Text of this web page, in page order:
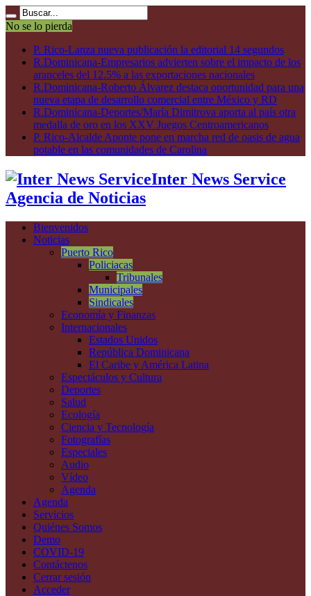
No se lo pierda
P. Rico-Lanza nueva publicación la editorial 14 segundos
R.Dominicana-Empresarios advierten sobre el impacto de los
aranceles del 12.5% a las exportaciones nacionales
R.Dominicana-Roberto Álvarez destaca oportunidad para una
nueva etapa de desarrollo comercial entre México y RD
R.Dominicana-Deportes/María Dimitrova aporta al país otra
medalla de oro en los XXV Juegos Centroamericanos
P. Rico-Alcalde Aponte pone en marcha red de oasis de agua
potable en las comunidades de Carolina
Inter News Service
Agencia de Noticias
Bienvenidos
Noticias
Puerto Rico
Policiacas
Tribunales
Municipales
Sindicales
Economía y Finanzas
Internacionales
Estados Unidos
República Dominicana
El Caribe y América Latina
Espectáculos y Cultura
Deportes
Salud
Ecología
Ciencia y Tecnología
Fotografías
Especiales
Audio
Vídeo
Agenda
Agenda
Servicios
Quiénes Somos
Demo
COVID-19
Contáctenos
Cerrar sesión
Acceder